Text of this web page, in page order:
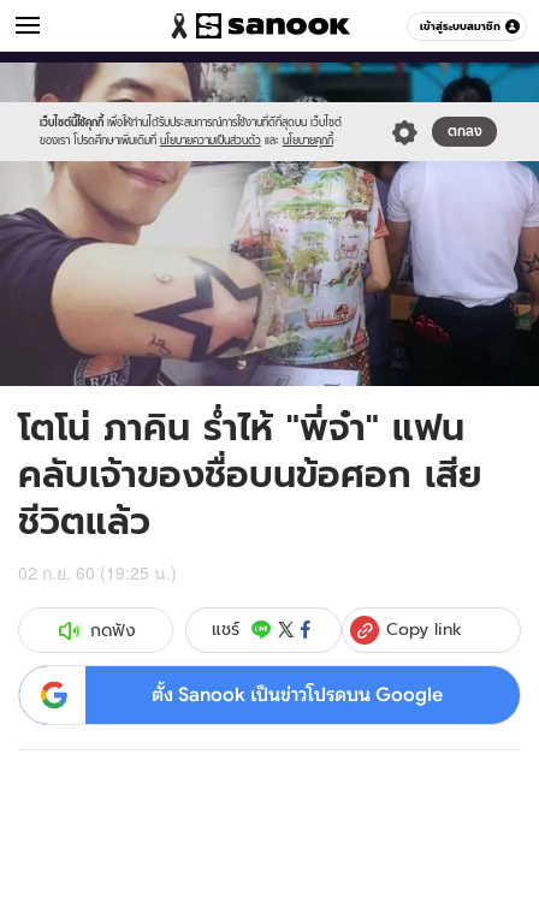
เข้าสู่ระบบสมาชิก
ข่าวบันเทิง หมวดอื่นๆ
เว็บไซต์นี้ใช้คุกกี้ เพื่อให้ท่านได้รับประสบการณ์การใช้งานที่ดีที่สุดบน เว็บไซต์
ของเรา โปรดศึกษาเพิ่มเติมที่ นโยบายความเป็นส่วนตัว และ นโยบายคุกกี้
ตกลง
Sanook
//s.isanook.com/sr/0/images/logo-
new-
sanook.png
600
60
//s.isanook.com/ns/0/ud/673/3369282/zasgddfg.jpg
โตโน่ ภาคิน ร่ำไห้ "พี่จ๋า" แฟน
คลับเจ้าของชื่อบนข้อศอก เสีย
ชีวิตแล้ว
02 ก.ย. 60 (19:25 น.)
กดฟัง แชร์ Copy link
ตั้ง Sanook เป็นข่าวโปรดบน Google